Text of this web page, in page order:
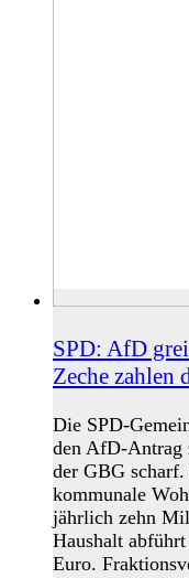
SPD: AfD
Zeche zahlen
Die SPD-
den AfD-Antrag
der GBG
kommunale
jährlich zehn
Haushalt
Euro.